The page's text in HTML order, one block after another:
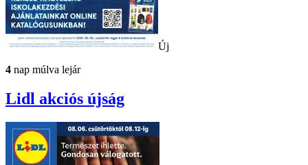
Új
4 nap múlva lejár
Lidl akciós újság